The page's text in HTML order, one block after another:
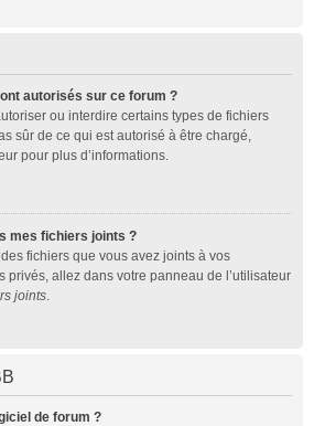
autorisés sur ce forum ?
ou interdire certains types de fichiers
sûr de ce qui est autorisé à être chargé,
pour plus d’informations.
mes fichiers joints ?
fichiers que vous avez joints à vos
privés, allez dans votre panneau de l’utilisateur
joints.
de forum ?